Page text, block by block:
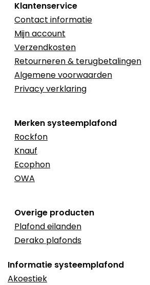
Klantenservice
Contact informatie
Mijn account
Verzendkosten
Retourneren & terugbetalingen
Algemene voorwaarden
Privacy verklaring
Merken systeemplafond
Rockfon
Knauf
Ecophon
OWA
Overige producten
Plafond eilanden
Derako plafonds
Informatie systeemplafond
Akoestiek